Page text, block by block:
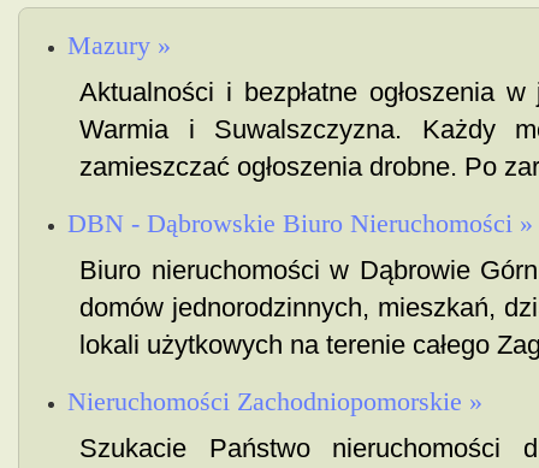
Mazury »
Aktualności i bezpłatne ogłoszenia
Warmia i Suwalszczyzna. Każdy
zamieszczać ogłoszenia drobne. Po
DBN - Dąbrowskie Biuro Nieruchomości »
Biuro nieruchomości w Dąbrowie
domów jednorodzinnych, mieszkań,
lokali użytkowych na terenie całego
Nieruchomości Zachodniopomorskie »
Szukacie Państwo